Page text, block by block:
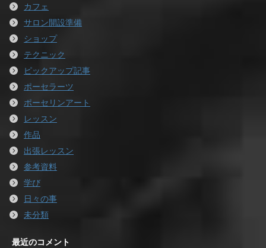
カフェ
サロン開設準備
ショップ
テクニック
ピックアップ記事
ポーセラーツ
ポーセリンアート
レッスン
作品
出張レッスン
参考資料
学び
日々の事
未分類
最近のコメント